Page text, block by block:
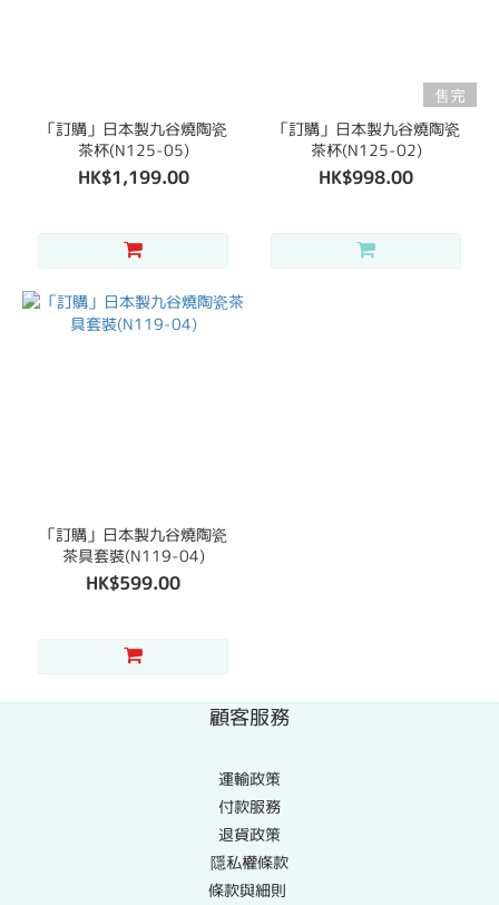
「訂購」日本製九谷燒陶瓷
茶杯(N125-05)
HK$1,199.00
售完
「訂購」日本製九谷燒陶瓷
茶杯(N125-02)
HK$998.00
「訂購」日本製九谷燒陶瓷
茶具套裝(N119-04)
HK$599.00
顧客服務
運輸政策
付款服務
退貨政策
隱私權條款
條款與細則